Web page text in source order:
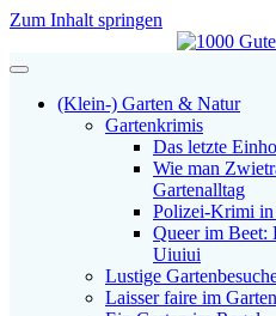
Zum Inhalt springen
Navigation
(Klein-) Garten & Natur
Gartenkrimis
Das letzte
Wie man
Gartenalltag
Polizei-Krimi in
Queer im Beet:
Uiuiui
Lustige
Laisser faire im Garten